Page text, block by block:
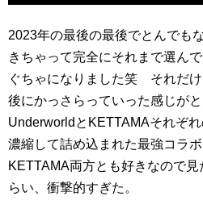
2023年の最後の最後でとんでも
きちゃって完全にそれまで選ん
ぐちゃになりました笑 それだ
後にかっさらっていった感じがと
UnderworldとKETTAMAそれぞ
濃縮して詰め込まれた最強コラ
KETTAMA両方とも好きなので
らい、衝撃的すぎた。